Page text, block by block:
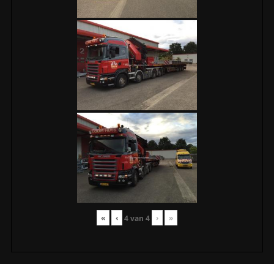
« ‹ 4van 4 › »